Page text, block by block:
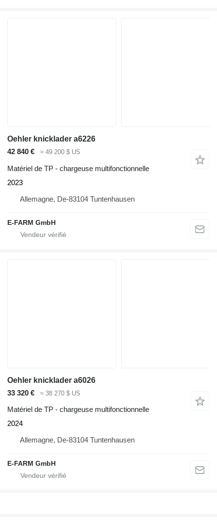
Oehler knicklader a6226
42 840 €
≈ 49 200 $ US
Matériel de TP - chargeuse multifonctionnelle
2023
Allemagne, De-83104 Tuntenhausen
E-FARM GmbH
Oehler knicklader a6026
33 320 €
≈ 38 270 $ US
Matériel de TP - chargeuse multifonctionnelle
2024
Allemagne, De-83104 Tuntenhausen
E-FARM GmbH